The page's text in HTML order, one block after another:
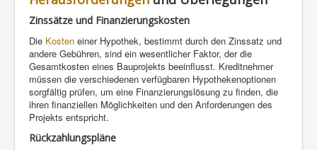
Zinssätze und Finanzierungskosten
Die Kosten einer Hypothek, bestimmt durch den Zinssatz und
andere Gebühren, sind ein wesentlicher Faktor, der die
Gesamtkosten eines Bauprojekts beeinflusst. Kreditnehmer
müssen die verschiedenen verfügbaren Hypothekenoptionen
sorgfältig prüfen, um eine Finanzierungslösung zu finden, die
ihren finanziellen Möglichkeiten und den Anforderungen des
Projekts entspricht.
Rückzahlungspläne